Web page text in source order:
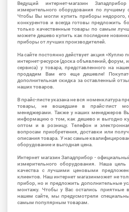
Ведущий интернет-магазин
измерительного оборудования по лучшему
Чтобы Вы могли купить приборы
конкурентов и всегда готовы предложить
только качественные товары по самым
можете дешево купить как последние
приборы от лучших производителей.
На сайте постоянно действует акция «Куплю
интернет-ресурсе (доска объявлений, форум,
сервиса) у товара, представленного на
продадим Вам его еще дешевле!
дополнительная скидка за оставленный
наших товаров.
В прайс-листе указана не вся номенклатура
товары, не вошедшие в прайс-лист
менеджерами. Также у наших менеджеров
информацию о том, как дешево и выгодно
оптом и в розницу. Телефон и
вопросам приобретения, доставки или
описания товара. У нас самые
оборудование и выгодная цена.
Интернет магазин Западприбор -
измерительного оборудования. Наша
качества с лучшими ценовыми
клиентов. Наш интернет магазинможет не
прибор, но и предложить дополнительные
монтажу. Чтобы у Вас остались приятные
нашем сайте, мы предусмотрели
самым популярным товарам.